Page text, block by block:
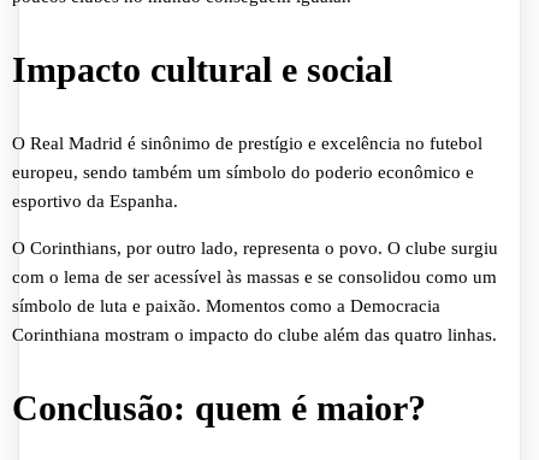
Impacto cultural e social
O Real Madrid é sinônimo de prestígio e excelência no futebol
europeu, sendo também um símbolo do poderio econômico e
esportivo da Espanha.
O Corinthians, por outro lado, representa o povo. O clube surgiu
com o lema de ser acessível às massas e se consolidou como um
símbolo de luta e paixão. Momentos como a Democracia
Corinthiana mostram o impacto do clube além das quatro linhas.
Conclusão: quem é maior?